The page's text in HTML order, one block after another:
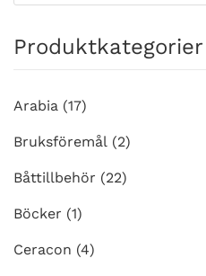
Produktkategorier
Arabia (17)
Bruksföremål (2)
Båttillbehör (22)
Böcker (1)
Ceracon (4)